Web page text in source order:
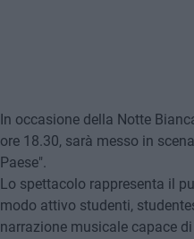
In occasione della Notte
ore 18.30, sarà messo in
Paese".
Lo spettacolo rappresenta il
modo attivo studenti,
narrazione musicale capace